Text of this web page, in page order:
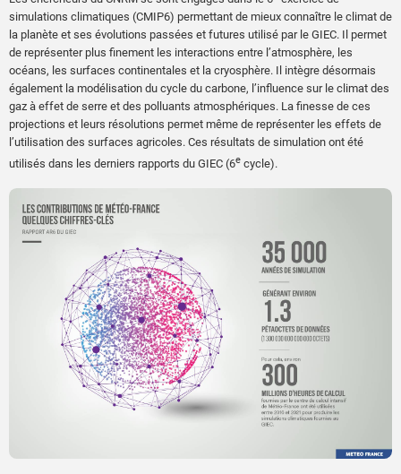
simulations climatiques (CMIP6) permettant de mieux connaître le climat de
la planète et ses évolutions passées et futures utilisé par le GIEC. Il permet
de représenter plus finement les interactions entre l’atmosphère, les
océans, les surfaces continentales et la cryosphère. Il intègre désormais
également la modélisation du cycle du carbone, l’influence sur le climat des
gaz à effet de serre et des polluants atmosphériques. La finesse de ces
projections et leurs résolutions permet même de représenter les effets de
l’utilisation des surfaces agricoles. Ces résultats de simulation ont été
utilisés dans les derniers rapports du GIEC (6e cycle).